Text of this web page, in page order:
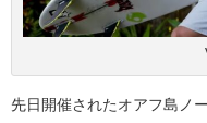
先日開催されたオアフ島ノ